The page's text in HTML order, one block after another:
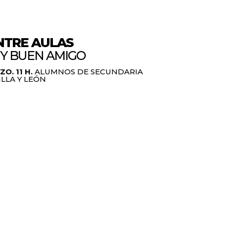
AULAS
BUEN AMIGO
11 H. ALUMNOS DE SECUNDARIA
Y LEÓN